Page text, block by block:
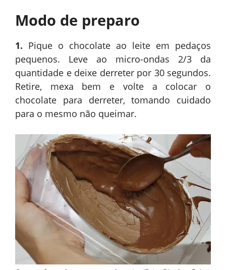
Modo de preparo
1. Pique o chocolate ao leite em pedaços
pequenos. Leve ao micro-ondas 2/3 da
quantidade e deixe derreter por 30 segundos.
Retire, mexa bem e volte a colocar o
chocolate para derreter, tomando cuidado
para o mesmo não queimar.